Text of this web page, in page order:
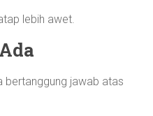
lebih awet.
bertanggung jawab atas